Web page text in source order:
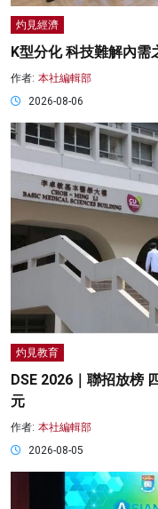
灼見經濟
K型分化 科技難解內需
作者: 本社編輯部
2026-08-06
灼見教育
DSE 2026｜聯招放榜
元
作者: 本社編輯部
2026-08-05